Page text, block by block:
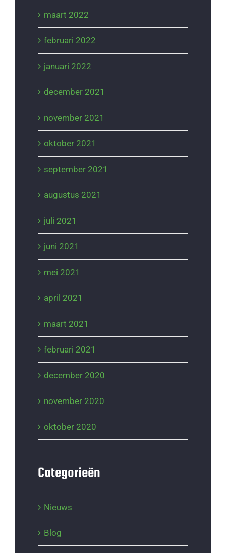
maart 2022
februari 2022
januari 2022
december 2021
november 2021
oktober 2021
september 2021
augustus 2021
juli 2021
juni 2021
mei 2021
april 2021
maart 2021
februari 2021
december 2020
november 2020
oktober 2020
Categorieën
Nieuws
Blog